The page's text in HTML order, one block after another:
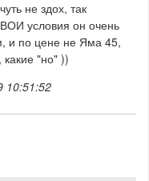
не здох, так
условия он очень
и по цене не Яма 45,
"но" ))
10:51:52